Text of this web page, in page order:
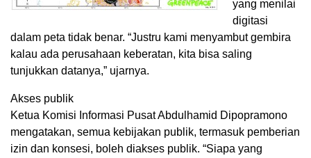
yang menilai
digitasi
dalam peta tidak benar. “Justru kami menyambut gembira
kalau ada perusahaan keberatan, kita bisa saling
tunjukkan datanya,” ujarnya.
Akses publik
Ketua Komisi Informasi Pusat Abdulhamid Dipopramono
mengatakan, semua kebijakan publik, termasuk pemberian
izin dan konsesi, boleh diakses publik. “Siapa yang